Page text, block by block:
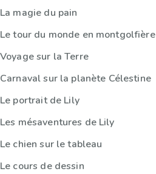
La magie du pain
Le tour du monde en montgolfière
Voyage sur la Terre
Carnaval sur la planète Célestine
Le portrait de Lily
Les mésaventures de Lily
Le chien sur le tableau
Le cours de dessin